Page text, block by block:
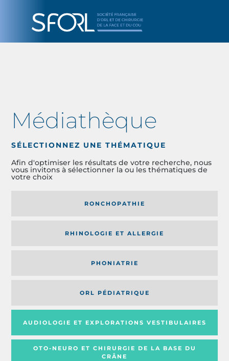
Médiathèque
SÉLECTIONNEZ UNE THÉMATIQUE
Afin d'optimiser les résultats de votre recherche, nous
vous invitons à sélectionner la ou les thématiques de
votre choix
RONCHOPATHIE
RHINOLOGIE ET ALLERGIE
PHONIATRIE
ORL PÉDIATRIQUE
AUDIOLOGIE ET EXPLORATIONS VESTIBULAIRES
OTO-NEURO ET CHIRURGIE DE LA BASE DU
CRÂNE